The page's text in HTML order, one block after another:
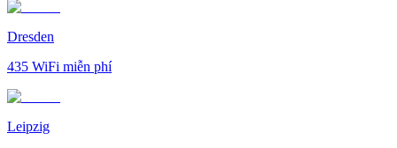
Dresden
435 WiFi miễn phí
Leipzig